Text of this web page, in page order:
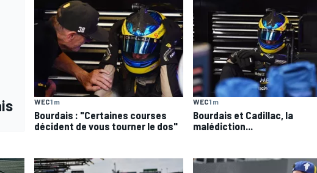
WEC1 m
Bourdais : "Certaines courses
décident de vous tourner le dos"
WEC1 m
Bourdais et Cadillac, la
malédiction...